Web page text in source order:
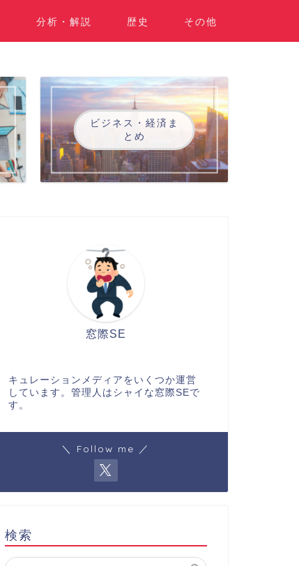
分析・解説 歴史 その他
ビジネス・経済ま
とめ
窓際SE
キュレーションメディアをいくつか運営
しています。管理人はシャイな窓際SEで
す。
＼ Follow me ／
検索